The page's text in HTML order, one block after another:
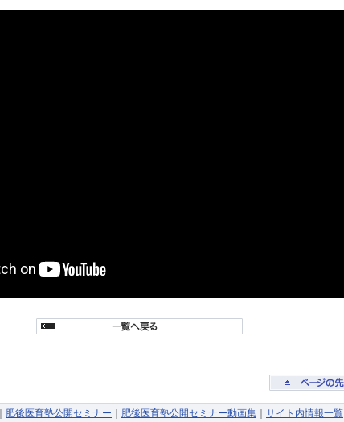
｜ 肥後医育塾公開セミナー ｜ 肥後医育塾公開セミナー動画集 ｜ サイト内情報一覧